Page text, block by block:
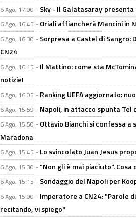
6 Ago, 17:00 - Sky - Il Galatasaray
6 Ago, 16:45 - Oriali affiancherà Mancini in
6 Ago, 16:30 - Sorpresa a Castel di Sangro:
CN24
6 Ago, 16:15 - Il Mattino: come sta
notizie!
6 Ago, 16:05 - Ranking UEFA aggiornato:
6 Ago, 15:59 - Napoli, in attacco spunta
6 Ago, 15:50 - Ottavio Bianchi si confessa
Maradona
6 Ago, 15:45 - Lo svincolato Juan Jesus
6 Ago, 15:30 - "Non gli è mai piaciuto".
6 Ago, 15:15 - Sondaggio del Napoli per
6 Ago, 15:00 - Imperatore a CN24: "Parole
recitando, vi spiego"